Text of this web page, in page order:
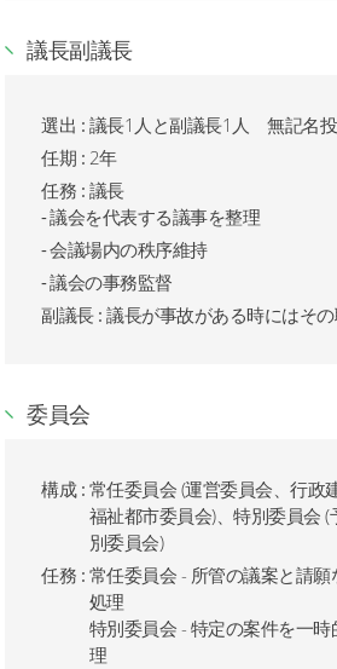
議長副議長
選出 : 議長1人と副議長1人 無記名
任期 : 2年
任務 : 議長
議会を代表する議事を整理
会議場内の秩序維持
議会の事務監督
副議長 : 議長が事故がある時にはそ
委員会
構成 : 常任委員会 (運営委員会、行政
福祉都市委員会)、特別委員会 (
別委員会)
任務 : 常任委員会 - 所管の議案と請願
処理
特別委員会 - 特定の案件を一
理